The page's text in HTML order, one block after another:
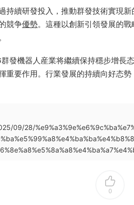
持續研發投入，推動群發技術實現
競争優勢。這種以創新引領發展的
發機器人産業将繼續保持穩步增長
重要作用。行業發展的持續向好态勢
09/28/
0